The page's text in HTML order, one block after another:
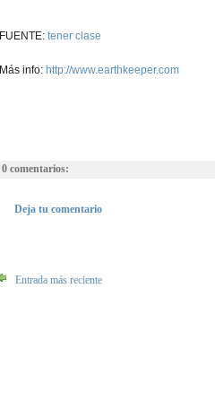
FUENTE: tener clase
Más info: http://www.earthkeeper.com
0 comentarios:
Deja tu comentario
Entrada más reciente